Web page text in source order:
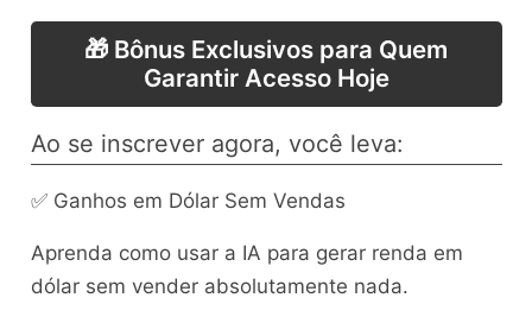
🎁 Bônus Exclusivos para Quem
Garantir Acesso Hoje
Ao se inscrever agora, você leva:
✅ Ganhos em Dólar Sem Vendas
Aprenda como usar a IA para gerar renda em
dólar sem vender absolutamente nada.